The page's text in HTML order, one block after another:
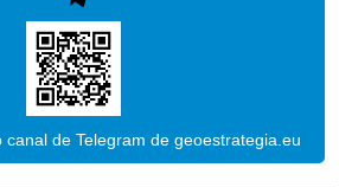
de Telegram de geoestrategia.eu